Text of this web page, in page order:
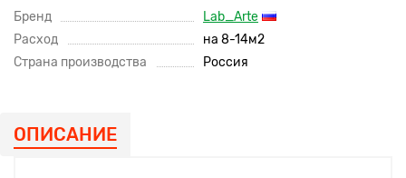
Бренд
Lab_Arte
Расход
на 8-14м2
Страна производства
Россия
ОПИСАНИЕ